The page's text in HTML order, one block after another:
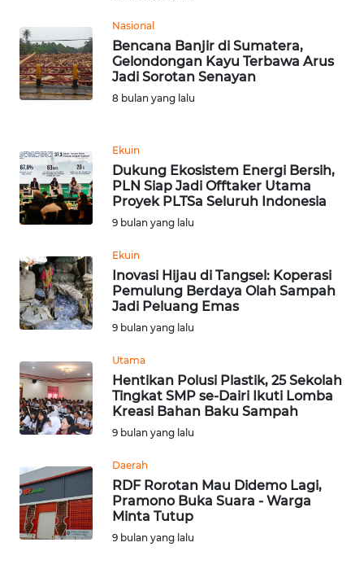
Nasional
Bencana Banjir di Sumatera,
Gelondongan Kayu Terbawa Arus
Jadi Sorotan Senayan
8 bulan yang lalu
Ekuin
Dukung Ekosistem Energi Bersih,
PLN Siap Jadi Offtaker Utama
Proyek PLTSa Seluruh Indonesia
9 bulan yang lalu
Ekuin
Inovasi Hijau di Tangsel: Koperasi
Pemulung Berdaya Olah Sampah
Jadi Peluang Emas
9 bulan yang lalu
Utama
Hentikan Polusi Plastik, 25 Sekolah
Tingkat SMP se-Dairi Ikuti Lomba
Kreasi Bahan Baku Sampah
9 bulan yang lalu
Daerah
RDF Rorotan Mau Didemo Lagi,
Pramono Buka Suara - Warga
Minta Tutup
9 bulan yang lalu
WN
TANJUNG
LESUNG
WN
SIMALUNGUN
LABUHANBATU
WN
TAPANULI
WN DELI
SERDANG
TINGGI
WN
PAKPAK